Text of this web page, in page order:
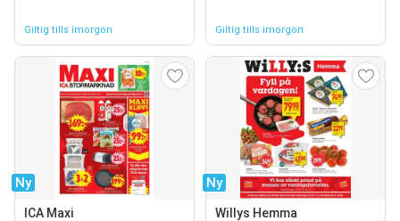
Giltig tills imorgon Giltig tills imorgon
Ny
ICA Maxi
Ny
Willys Hemma